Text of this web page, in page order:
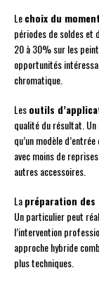
Lechoix du
périodes de soldes et
20 à 30% sur les
opportunités
chromatique.
Lesoutils
qualité du résultat.
qu’un modèle
avec moins de
autres accessoires.
Lapréparation
Un particulier peut
l’intervention
approche hybride
plus techniques.